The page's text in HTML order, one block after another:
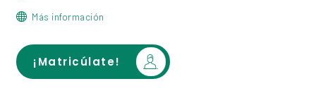
Más información
¡Matricúlate!